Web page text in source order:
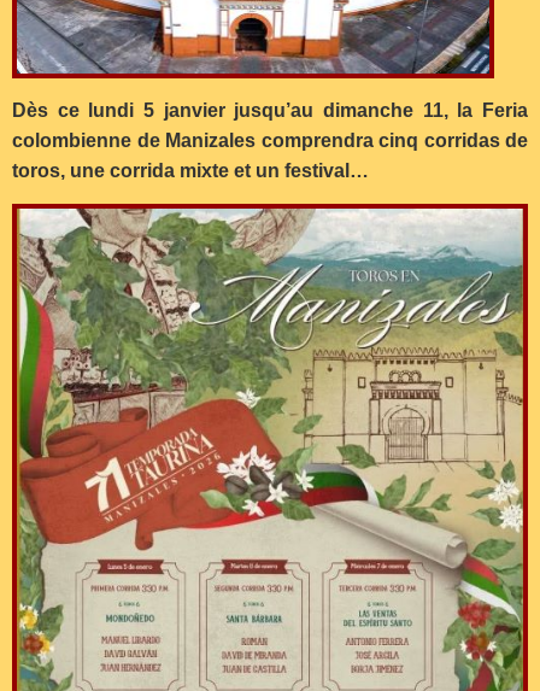
Dès ce lundi 5 janvier jusqu’au dimanche 11, la Feria
colombienne de Manizales comprendra cinq corridas de
toros, une corrida mixte et un festival…